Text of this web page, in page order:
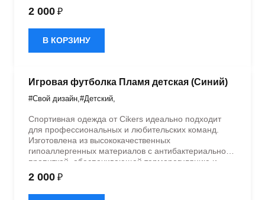
быстрое влагоотведение. Одежда обладает
эластичностью в 5 направлениях и стильным
дизайном.
2 000 ₽
В КОРЗИНУ
Игровая футболка Пламя детская (Синий)
#Свой дизайн #Детский
Спортивная одежда от Cikers идеально подходит
для профессиональных и любительских команд.
Изготовлена из высококачественных
гипоаллергенных материалов с антибактериальной
пропиткой, обеспечивающей терморегуляцию и
быстрое влагоотведение. Одежда обладает
эластичностью в 5 направлениях и стильным
дизайном.
2 000 ₽